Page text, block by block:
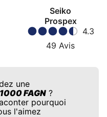
Seiko
Prospex
4.3
49 Avis
une
FAGN ?
pourquoi
l'aimez